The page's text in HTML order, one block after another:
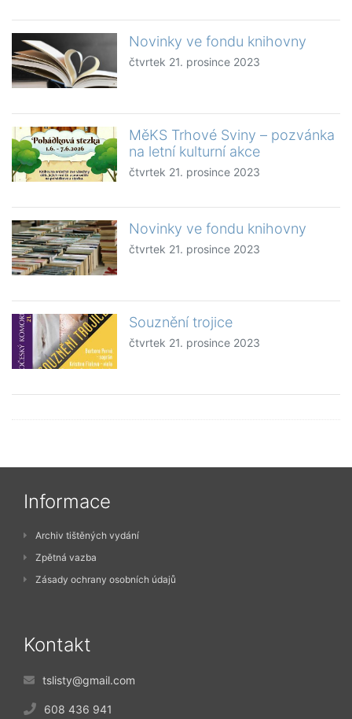
Novinky ve fondu knihovny
čtvrtek 21. prosince 2023
MěKS Trhové Sviny – pozvánka
na letní kulturní akce
čtvrtek 21. prosince 2023
Novinky ve fondu knihovny
čtvrtek 21. prosince 2023
Souznění trojice
čtvrtek 21. prosince 2023
Informace
Archiv tištěných vydání
Zpětná vazba
Zásady ochrany osobních údajů
Kontakt
tslisty@gmail.com
608 436 941